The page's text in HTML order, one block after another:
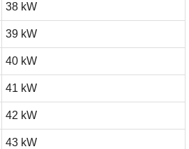
38 kW
39 kW
40 kW
41 kW
42 kW
43 kW